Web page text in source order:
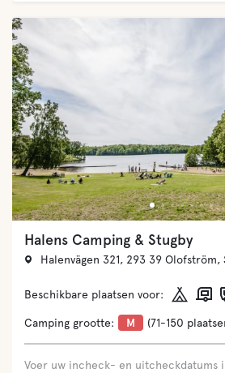
‹
Halens Camping & Stugby
Halenvägen 321, 293 39 Olofström,
Beschikbare plaatsen voor:
Camping grootte: M (71-150
Voer uw incheck- en uitcheckdatums